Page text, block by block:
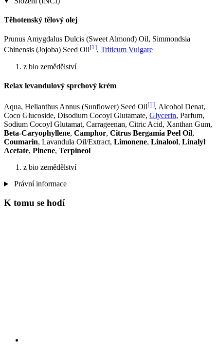
Těhotenský tělový olej
Prunus Amygdalus Dulcis (Sweet Almond) Oil, Simmondsia
Chinensis (Jojoba) Seed Oil[1], Triticum Vulgare
z bio zemědělství
Relax levandulový sprchový krém
Aqua, Helianthus Annus (Sunflower) Seed Oil[1], Alcohol Denat,
Coco Glucoside, Disodium Cocoyl Glutamate, Glycerin, Parfum,
Sodium Cocoyl Glutamat, Carrageenan, Citric Acid, Xanthan Gum,
Beta-Caryophyllene, Camphor, Citrus Bergamia Peel Oil,
Coumarin, Lavandula Oil/Extract, Limonene, Linalool, Linalyl
Acetate, Pinene, Terpineol
z bio zemědělství
Právní informace
K tomu se hodí